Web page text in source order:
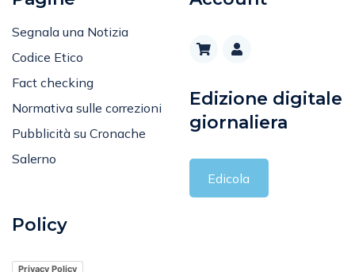
Codice Etico
Fact checking
Normativa sulle correzioni
Pubblicità su Cronache
Salerno
giornaliera
Edicola